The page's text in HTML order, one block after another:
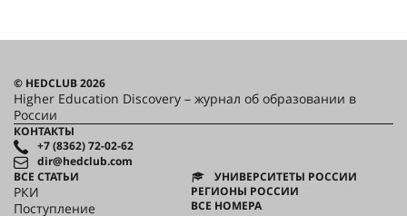
© HEDCLUB 2026
Higher Education Discovery – журнал об образовании в
России
КОНТАКТЫ
+7 (8362) 72-02-62
dir@hedclub.com
ВСЕ СТАТЬИ
РКИ
Поступление
УНИВЕРСИТЕТЫ РОССИИ
РЕГИОНЫ РОССИИ
ВСЕ НОМЕРА